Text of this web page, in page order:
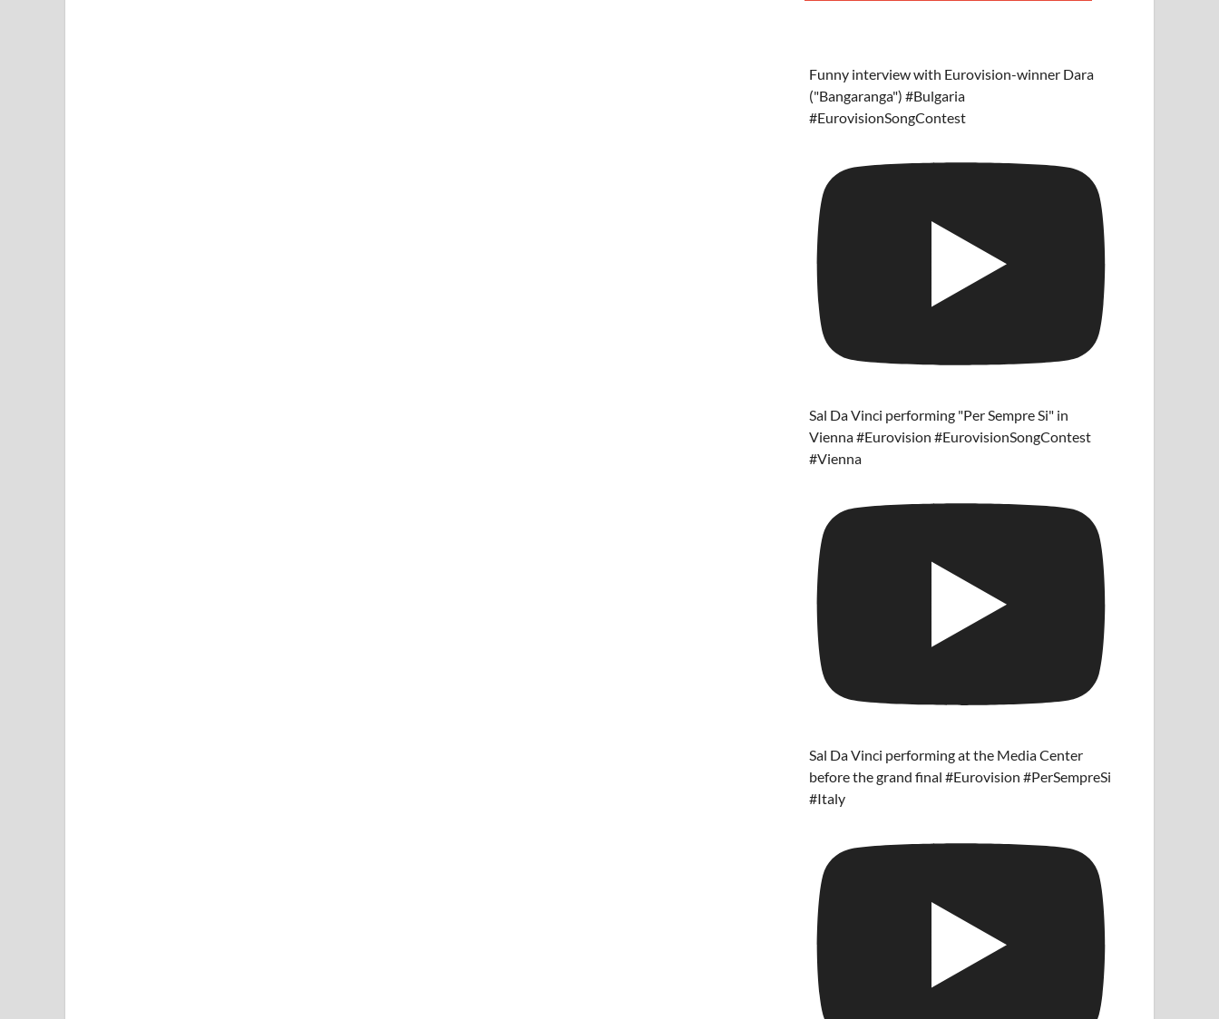
Funny interview with Eurovision-winner Dara
("Bangaranga") #Bulgaria
#EurovisionSongContest
Sal Da Vinci performing "Per Sempre Si" in
Vienna #Eurovision #EurovisionSongContest
#Vienna
Sal Da Vinci performing at the Media Center
before the grand final #Eurovision #PerSempreSi
#Italy